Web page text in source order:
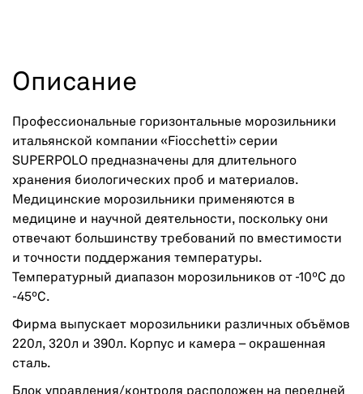
Описание
Профессиональные горизонтальные морозильники
итальянской компании «Fiocchetti» серии
SUPERPOLO предназначены для длительного
хранения биологических проб и материалов.
Медицинские морозильники применяются в
медицине и научной деятельности, поскольку они
отвечают большинству требований по вместимости
и точности поддержания температуры.
Температурный диапазон морозильников от -10ºС до
-45ºС.
Фирма выпускает морозильники различных объёмов
220л, 320л и 390л. Корпус и камера – окрашенная
сталь.